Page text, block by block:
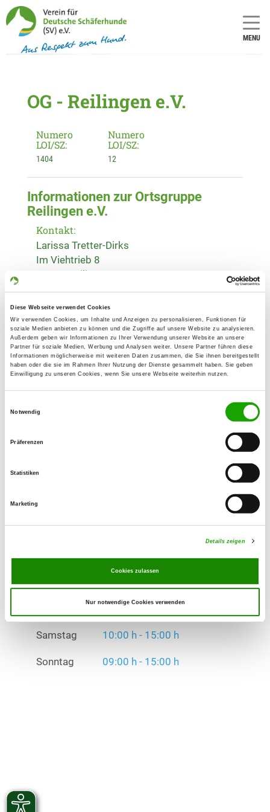
Diese Webseite verwendet Cookies
Wir verwenden Cookies, um Inhalte und Anzeigen zu personalisieren, Funktionen für
soziale Medien anbieten zu können und die Zugriffe auf unsere Website zu analysieren.
Außerdem geben wir Informationen zu Ihrer Verwendung unserer Website an unsere
Partner für soziale Medien, Werbung und Analysen weiter. Unsere Partner führen diese
Informationen möglicherweise mit weiteren Daten zusammen, die Sie ihnen bereitgestellt
haben oder die sie im Rahmen Ihrer Nutzung der Dienste gesammelt haben. Sie geben
Einwilligung zu unseren Cookies, wenn Sie unsere Webseite weiterhin nutzen.
Notwendig
Präferenzen
Statistiken
Marketing
Details zeigen
Cookies zulassen
Nur notwendige Cookies verwenden
MENU
OG - Reilingen e.V.
Numero
LOI/SZ:
1404
Numero
LOI/SZ:
12
Informationen zur Ortsgruppe
Reilingen e.V.
Kontakt:
Larissa Tretter-Dirks
Im Viehtrieb 8
68799 Reilingen
Übungsplatz:
Alte Landstr. B 39
68799 Reilingen
Handy:
01725371601
Welpenspielstunde, Junghundgruppe,
Ringtraining, Parcour, Spiel & Spaß
Übungszeiten im Sommer:
09:00 h - 15:00 h
Übungszeiten im Winter:
17:00 h - 22:00 h
Samstag 10:00 h - 15:00 h
Sonntag 09:00 h - 15:00 h